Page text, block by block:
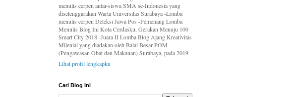
menulis cerpen antar-siswa SMA se-Indonesia yang
diselenggarakan Warta Universitas Surabaya -Lomba
menulis cerpen Deteksi Jawa Pos -Pemenang Lomba
Menulis Blog Ini Kota Cerdasku, Gerakan Menuju 100
Smart City 2018 -Juara II Lomba Blog Ajang Kreativitas
Milenial yang diadakan oleh Balai Besar POM
(Pengawasan Obat dan Makanan) Surabaya, pada 2019
Lihat profil lengkapku
Cari Blog Ini